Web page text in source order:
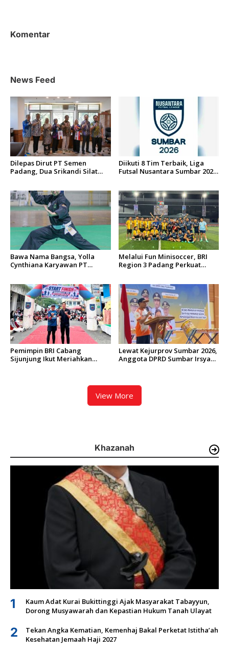
a
p
s
Komentar
News Feed
Dilepas Dirut PT Semen
Padang, Dua Srikandi Silat
Diikuti 8 Tim Terbaik, Liga
Futsal Nusantara Sumbar 2026
Bawa Nama Bangsa, Yolla
Cynthiana Karyawan PT
Hanoi
Melalui Fun Minisoccer, BRI
Region 3 Padang Perkuat
Pemimpin BRI Cabang
Sijunjung Ikut Meriahkan
Lewat Kejurprov Sumbar 2026,
Anggota DPRD Sumbar Irsyad
Sumbar
View More
Khazanah
1
Kaum Adat Kurai Bukittinggi Ajak Masyarakat Tabayyun,
Dorong Musyawarah dan Kepastian Hukum Tanah Ulayat
2
Tekan Angka Kematian, Kemenhaj Bakal Perketat Istitha’ah
Kesehatan Jemaah Haji 2027